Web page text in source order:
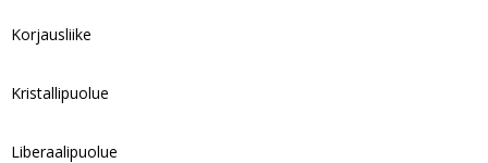
Korjausliike
Kristallipuolue
Liberaalipuolue